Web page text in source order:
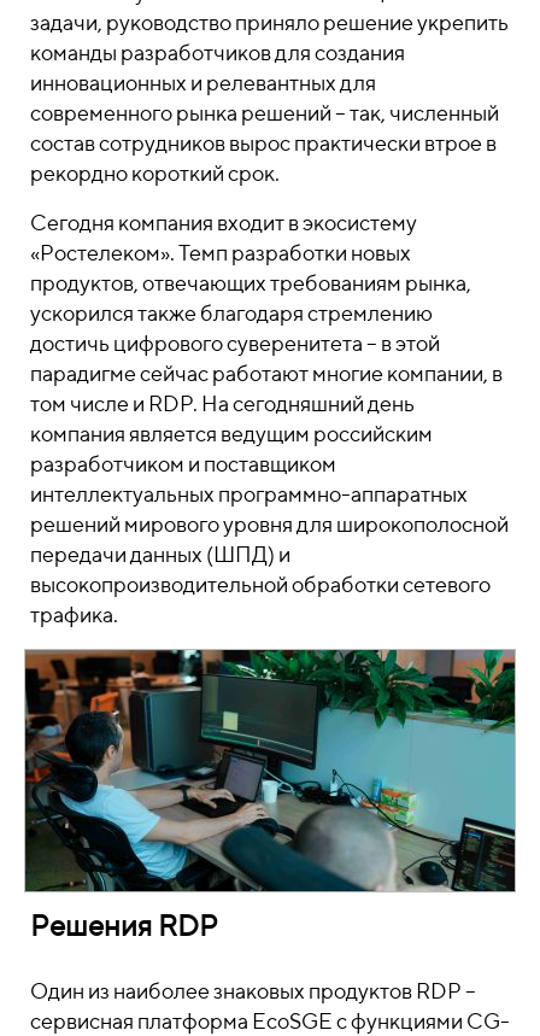
задачи, руководство приняло решение укрепить
команды разработчиков для создания
инновационных и релевантных для
современного рынка решений – так, численный
состав сотрудников вырос практически втрое в
рекордно короткий срок.
Сегодня компания входит в экосистему
«Ростелеком». Темп разработки новых
продуктов, отвечающих требованиям рынка,
ускорился также благодаря стремлению
достичь цифрового суверенитета – в этой
парадигме сейчас работают многие компании, в
том числе и RDP. На сегодняшний день
компания является ведущим российским
разработчиком и поставщиком
интеллектуальных программно-аппаратных
решений мирового уровня для широкополосной
передачи данных (ШПД) и
высокопроизводительной обработки сетевого
трафика.
Решения RDP
Один из наиболее знаковых продуктов RDP –
сервисная платформа EcoSGE с функциями CG-